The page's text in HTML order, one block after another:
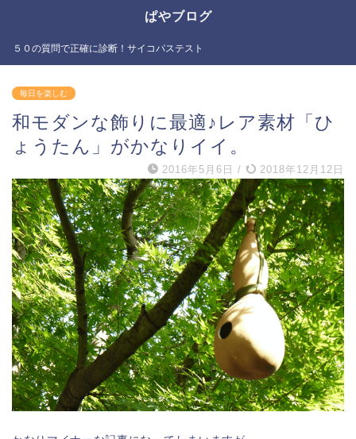
ぱやブログ
５０の質問で正確に診断！サイコパステスト
毎日を楽しむ
和モダンな飾りに最適♪レア素材「ひ
ょうたん」がかなりイイ。
2016年5月6日 / 2018年12月12日